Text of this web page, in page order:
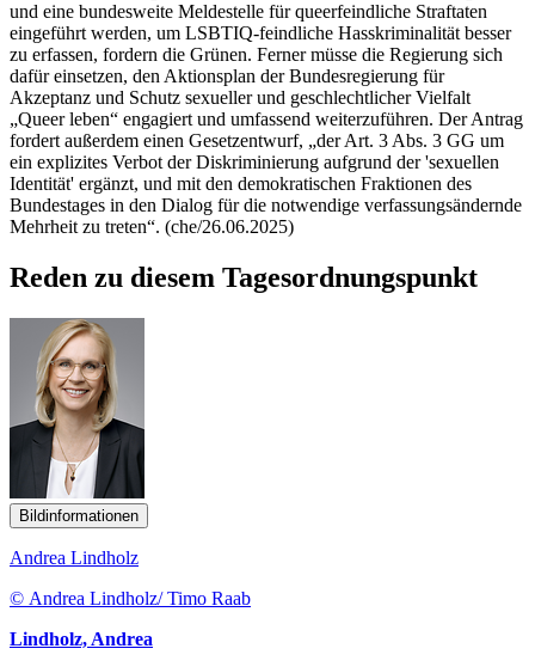
und eine bundesweite Meldestelle für queerfeindliche Straftaten
eingeführt werden, um LSBTIQ-feindliche Hasskriminalität besser
zu erfassen, fordern die Grünen. Ferner müsse die Regierung sich
dafür einsetzen, den Aktionsplan der Bundesregierung für
Akzeptanz und Schutz sexueller und geschlechtlicher Vielfalt
„Queer leben“ engagiert und umfassend weiterzuführen. Der Antrag
fordert außerdem einen Gesetzentwurf, „der Art. 3 Abs. 3 GG um
ein explizites Verbot der Diskriminierung aufgrund der 'sexuellen
Identität' ergänzt, und mit den demokratischen Fraktionen des
Bundestages in den Dialog für die notwendige verfassungsändernde
Mehrheit zu treten“. (che/26.06.2025)
Reden zu diesem Tagesordnungspunkt
Bildinformationen
Andrea Lindholz
© Andrea Lindholz/ Timo Raab
Lindholz, Andrea